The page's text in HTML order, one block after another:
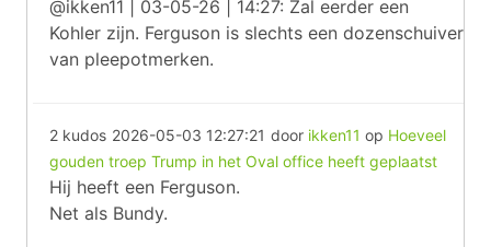
@ikken11 | 03-05-26 | 14:27: Zal eerder een
Kohler zijn. Ferguson is slechts een dozenschuiver
van pleepotmerken.
2 kudos 2026-05-03 12:27:21 door ikken11 op Hoeveel
gouden troep Trump in het Oval office heeft geplaatst
Hij heeft een Ferguson.
Net als Bundy.